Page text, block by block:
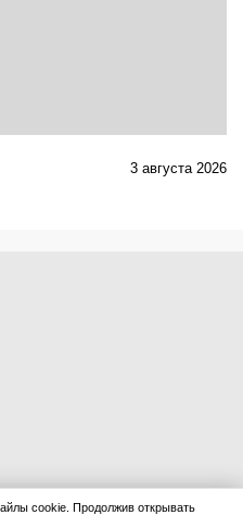
3 августа 2026
cookie. Продолжив открывать